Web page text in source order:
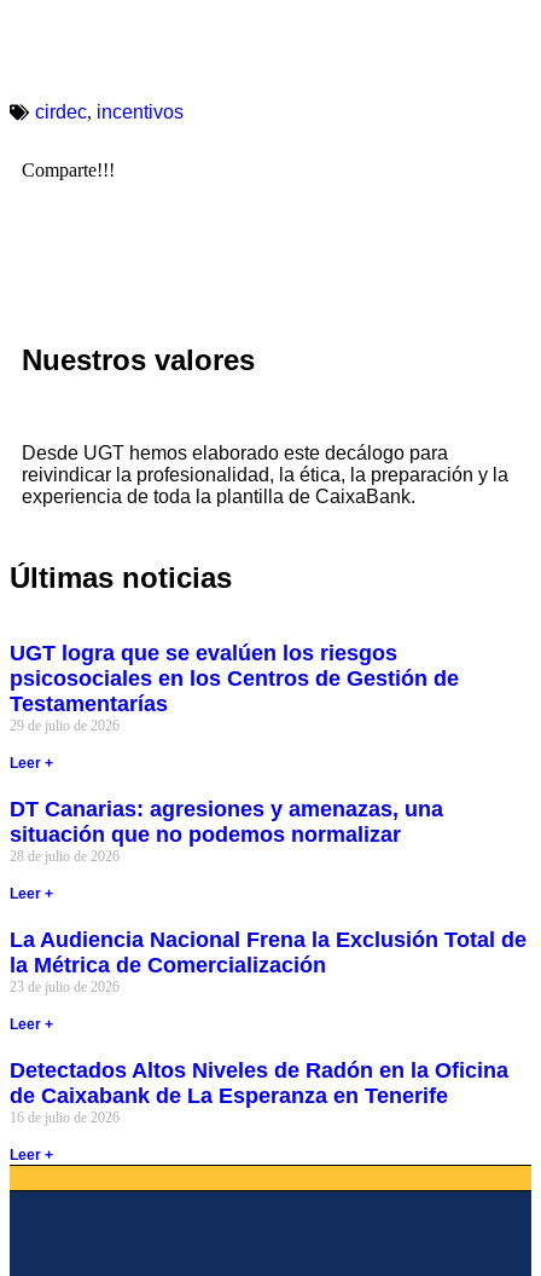
cirdec, incentivos
Comparte!!!
Nuestros valores
Desde UGT hemos elaborado este decálogo para
reivindicar la profesionalidad, la ética, la preparación y la
experiencia de toda la plantilla de CaixaBank.
Últimas noticias
UGT logra que se evalúen los riesgos
psicosociales en los Centros de Gestión de
Testamentarías
29 de julio de 2026
Leer +
DT Canarias: agresiones y amenazas, una
situación que no podemos normalizar
28 de julio de 2026
Leer +
La Audiencia Nacional Frena la Exclusión Total de
la Métrica de Comercialización
23 de julio de 2026
Leer +
Detectados Altos Niveles de Radón en la Oficina
de Caixabank de La Esperanza en Tenerife
16 de julio de 2026
Leer +